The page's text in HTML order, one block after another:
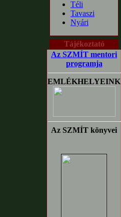
Téli
Tavaszi
Nyári
Tájékoztató
Az SZMÍT mentori
programja
EMLÉKHELYEINK
Az SZMÍT könyvei